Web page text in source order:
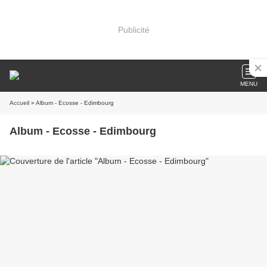
Publicité
MENU
Accueil » Album - Ecosse - Edimbourg
Album - Ecosse - Edimbourg